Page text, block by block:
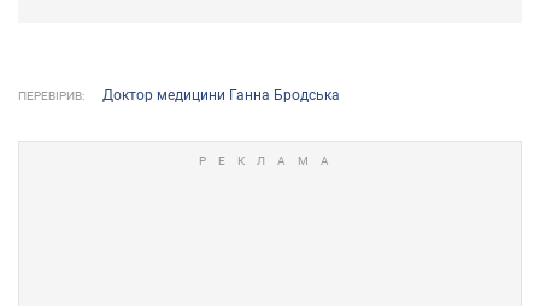
ПЕРЕВІРИВ: Доктор медицини Ганна Бродська